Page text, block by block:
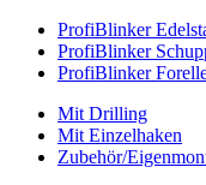
ProfiBlinker
ProfiBlinker
ProfiBlinker
Mit Drilling
Mit Einzelhaken
Zubehör/